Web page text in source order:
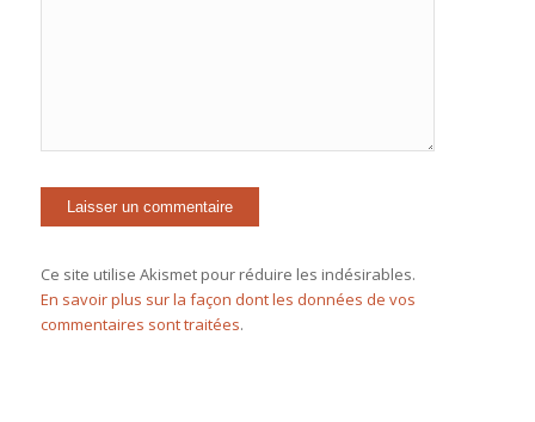
Ce site utilise Akismet pour réduire les indésirables.
En savoir plus sur la façon dont les données de vos
commentaires sont traitées.